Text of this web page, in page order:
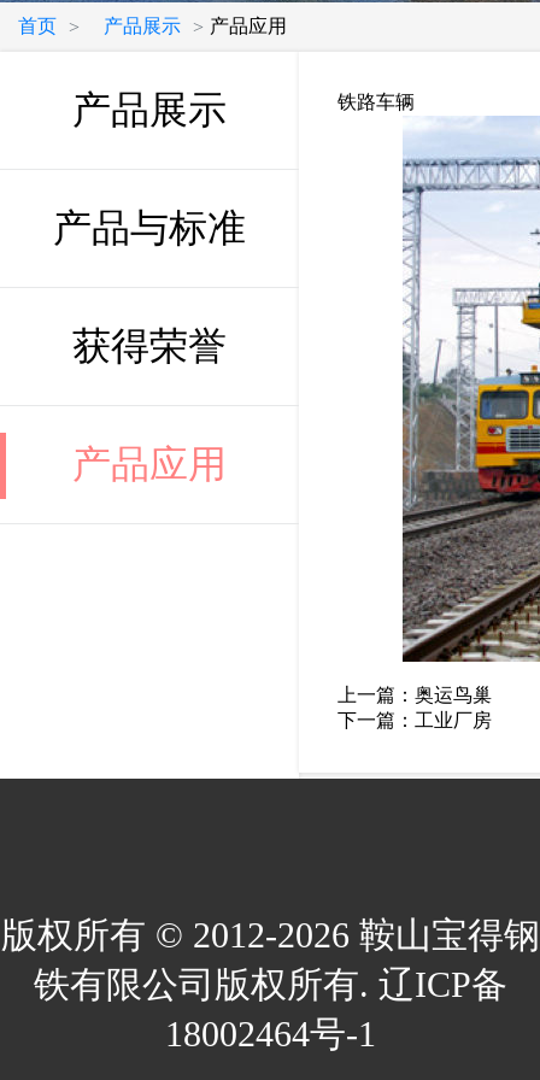
首页 > 产品展示 > 产品应用
产品展示
产品与标准
获得荣誉
产品应用
铁路车辆
上一篇： 奥运鸟巢
下一篇： 工业厂房
版权所有 © 2012-2026 鞍山宝得钢
铁有限公司版权所有. 辽ICP备
18002464号-1